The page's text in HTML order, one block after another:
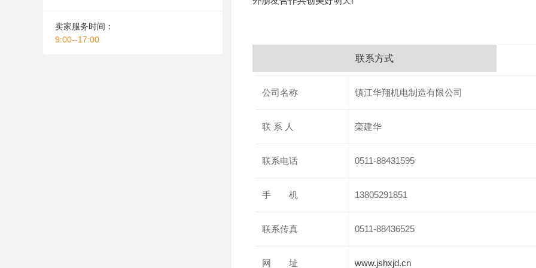
卖家服务时间：
9:00--17:00
联系方式
公司名称 镇江华翔机电制造有限公司
联 系 人 栾建华
联系电话 0511-88431595
手 机 13805291851
联系传真 0511-88436525
网 址 www.jshxjd.cn